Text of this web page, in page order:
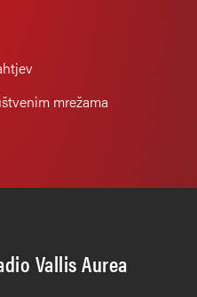
mrežama
Vallis Aurea